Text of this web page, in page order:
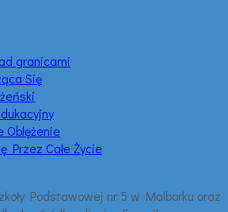
granicami
Się
Oblężenie
Przez Całe Życie